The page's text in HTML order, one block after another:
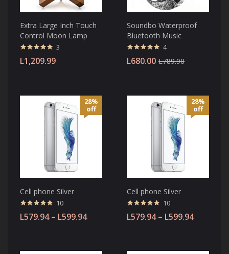
Extra Large Inch Touch
Control Moon Lamp
5.00de 5
3
L1,209.99
Soundbo Waterproof
Bluetooth Music
5.00de 5
4
L680.00 L789.90
28%
off
Cell phone Silver
con4.90de
10
L579.94– L599.94
28%
off
Cell phone Silver
con4.90de
10
L579.94– L599.94